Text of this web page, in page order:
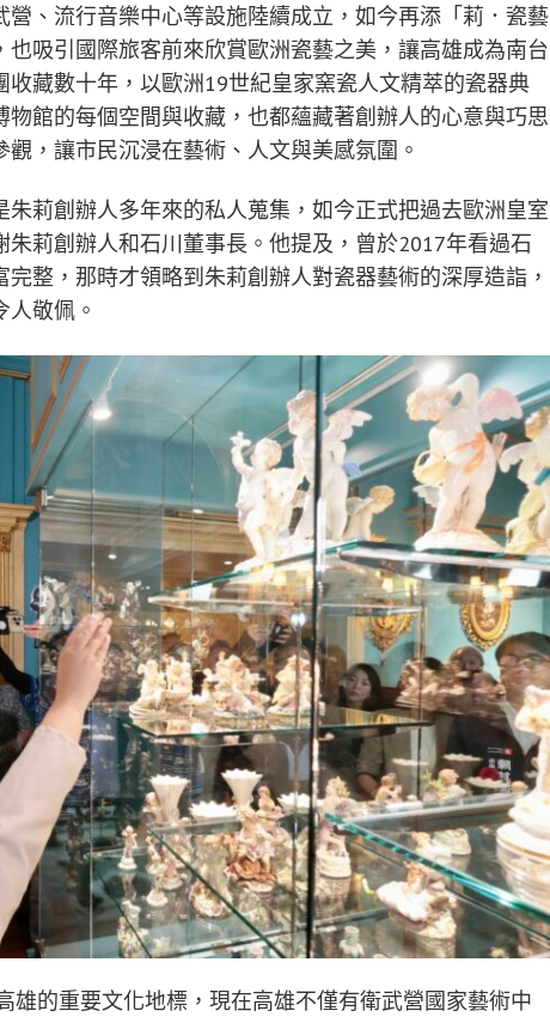
、流行音樂中心等設施陸續成立，如今再添「莉．瓷藝
吸引國際旅客前來欣賞歐洲瓷藝之美，讓高雄成為南台
藏數十年，以歐洲19世紀皇家窯瓷人文精萃的瓷器典
館的每個空間與收藏，也都蘊藏著創辦人的心意與巧思
，讓市民沉浸在藝術、人文與美感氛圍。
莉創辦人多年來的私人蒐集，如今正式把過去歐洲皇室
莉創辦人和石川董事長。他提及，曾於2017年看過石
整，那時才領略到朱莉創辦人對瓷器藝術的深厚造詣，
敬佩。
雄的重要文化地標，現在高雄不僅有衛武營國家藝術中